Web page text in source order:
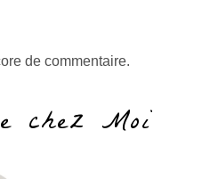
de commentaire.
chez Moi